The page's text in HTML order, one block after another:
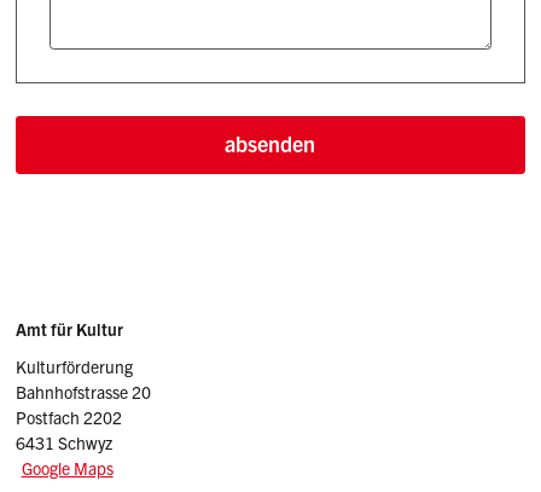
absenden
Sidebar
Adresse
Amt für Kultur
Kulturförderung
Bahnhofstrasse 20
Postfach 2202
6431 Schwyz
Google Maps